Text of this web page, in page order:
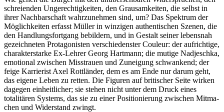
schrei­en­den Ungerechtigkeiten, den Grausamkeiten, die selbst in
ihrer Nachbarschaft wahrzunehmen sind, um? Das Spektrum der
Möglichkeiten erfasst Müller in winzigen authentischen Szenen, die
den Hand­lungs­fort­gang bebildern, und in Gestalt seiner lebensnah
gezeichneten Protagonisten verschiedenster Cou­leur: der aufrichtige,
charakterstarke Ex-Lehrer Georg Hartmann; die mutige Nadjeschka,
emotional zwi­schen Miss­trau­en und Zuneigung schwankend; der
feige Karrierist Axel Rottländer, dem es am Ende nur darum geht,
das eigene Leben zu retten. Die Figuren auf britischer Seite wirken
dagegen einheitlicher; sie stehen nicht unter dem Druck eines
totalitären Systems, das sie zu einer Positionierung zwischen Mitma­
chen und Wi­der­stand zwingt.